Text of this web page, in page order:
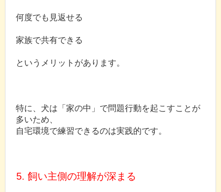
何度でも見返せる
家族で共有できる
というメリットがあります。
特に、犬は「家の中」で問題行動を起こすことが
多いため、
自宅環境で練習できるのは実践的です。
5. 飼い主側の理解が深まる